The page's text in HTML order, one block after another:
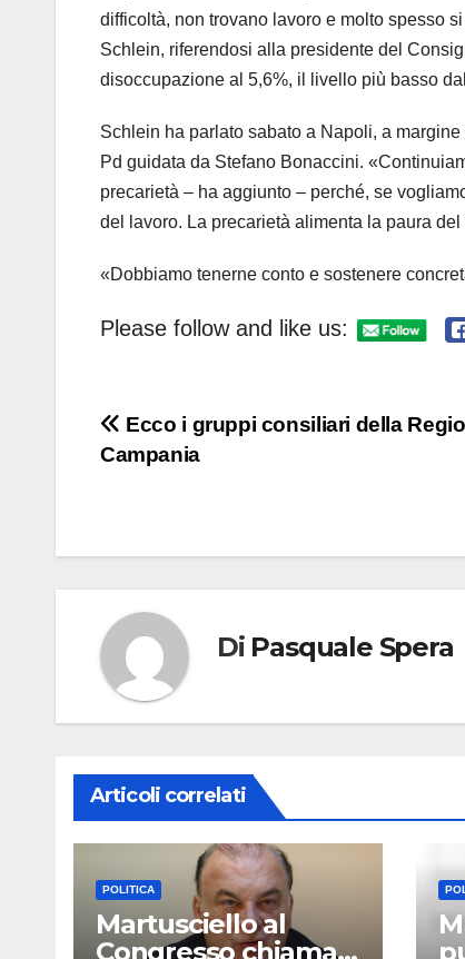
difficoltà, non trovano lavoro e molto spesso
Schlein, riferendosi alla presidente del
disoccupazione al 5,6%, il livello più basso
Schlein ha parlato sabato a Napoli, a margine
Pd guidata da Stefano Bonaccini.
precarietà – ha aggiunto – perché, se
del lavoro. La precarietà alimenta la paura
«Dobbiamo tenerne conto e sostenere
Please follow and like us:
Navigazione
articoli
Ecco i gruppi consiliari della
Campania
Di Pasquale Spera
Articoli correlati
POLITICA
Martusciello al
Congresso chiama